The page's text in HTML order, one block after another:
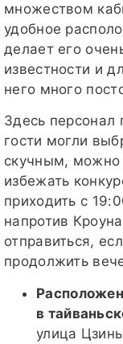
множеством
удобное
делает его
известности и
него много
Здесь персонал
гости могли
скучным, можно
избежать
приходить с
напротив
отправиться,
продолжить
в
улица